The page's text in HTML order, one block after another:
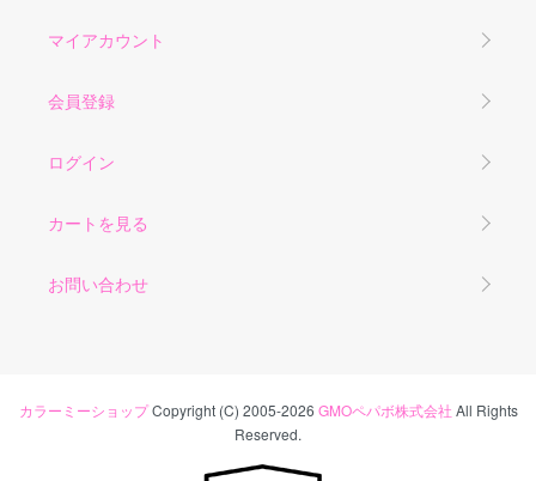
マイアカウント
会員登録
ログイン
カートを見る
お問い合わせ
カラーミーショップCopyright (C) 2005-2026 GMOペパボ株式会社 All Rights
Reserved.